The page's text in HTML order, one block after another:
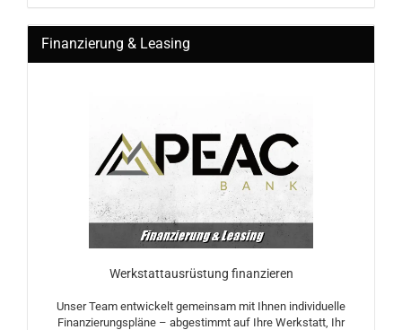
Finanzierung & Leasing
Werkstattausrüstung finanzieren
Unser Team entwickelt gemeinsam mit Ihnen individuelle
Finanzierungspläne – abgestimmt auf Ihre Werkstatt, Ihr